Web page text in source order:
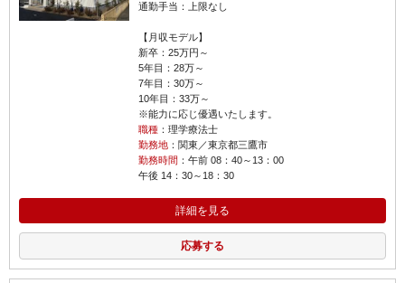
通勤手当：上限なし
【月収モデル】
新卒：25万円～
5年目：28万～
7年目：30万～
10年目：33万～
※能力に応じ優遇いたします。
職種：理学療法士
勤務地：関東／東京都三鷹市
勤務時間 ：午前 08：40～13：00
午後 14：30～18：30
詳細を見る
応募する